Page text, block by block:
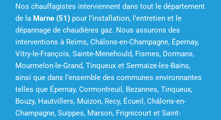
Nos chauffagistes interviennent dans tout le département
de la Marne (51) pour l’installation, l’entretien et le
dépannage de chaudières gaz. Nous assurons des
interventions à Reims, Châlons-en-Champagne, Épernay,
Vitry-le-François, Sainte-Menehould, Fismes, Dormans,
Mourmelon-le-Grand, Tinqueux et Sermaize-les-Bains,
ainsi que dans l’ensemble des communes environnantes
telles que Épernay, Cormontreuil, Bezannes, Tinqueux,
Bouzy, Hautvillers, Muizon, Recy, Écueil, Châlons-en-
Champagne, Suippes, Marson, Frignicourt et Saint-